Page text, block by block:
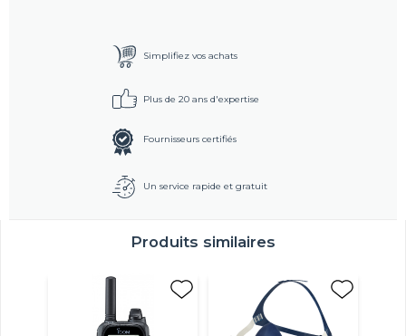
Simplifiez vos achats
Plus de 20 ans d'expertise
Fournisseurs certifiés
Un service rapide et gratuit
Produits similaires